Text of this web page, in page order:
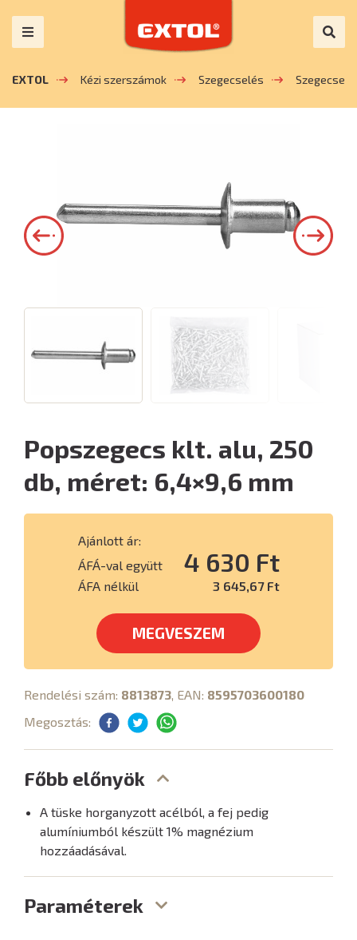
EXTOL Kézi szerszámok Szegecselés Szegecsek
Popszegecs klt. alu, 250
db, méret: 6,4×9,6 mm
Ajánlott ár:
ÁFÁ-val együtt
4 630 Ft
ÁFA nélkül 3 645,67 Ft
MEGVESZEM
Rendelési szám: 8813873, EAN: 8595703600180
Megosztás:
Főbb előnyök
A tüske horganyzott acélból, a fej pedig
alumíniumból készült 1% magnézium
hozzáadásával.
Paraméterek